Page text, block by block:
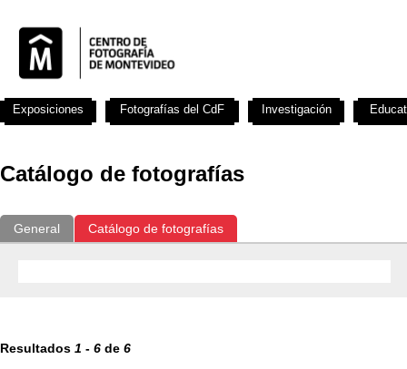
Catálogo de fotografías
General Catálogo de fotografías
Resultados 1 - 6 de 6
Exposiciones Fotografías del CdF Investigación